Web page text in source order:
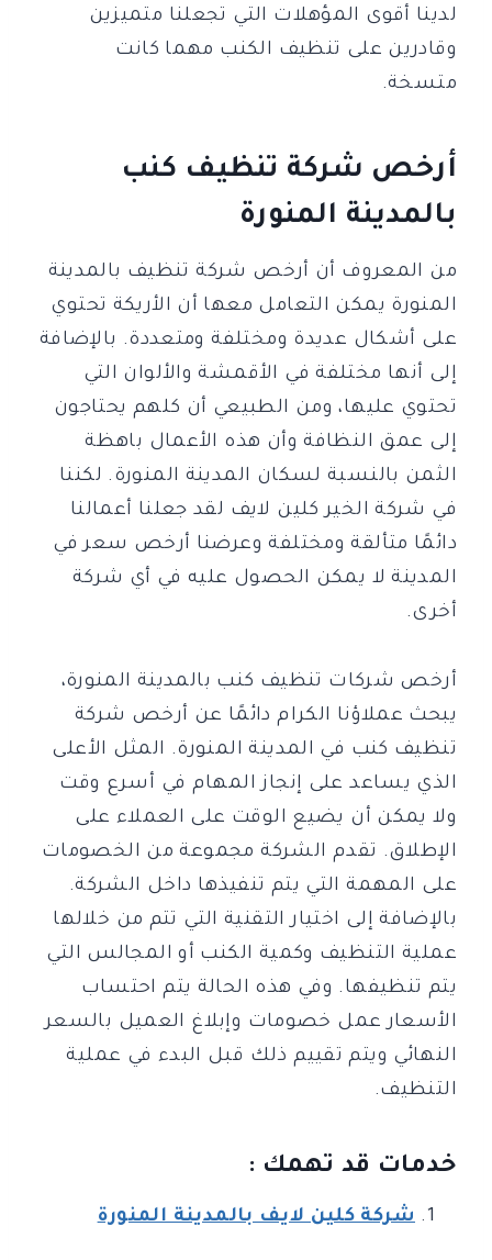
لدينا أقوى المؤهلات التي تجعلنا متميزين
وقادرين على تنظيف الكنب مهما كانت
متسخة.
أرخص شركة تنظيف كنب
بالمدينة المنورة
من المعروف أن أرخص شركة تنظيف بالمدينة
المنورة يمكن التعامل معها أن الأريكة تحتوي
على أشكال عديدة ومختلفة ومتعددة. بالإضافة
إلى أنها مختلفة في الأقمشة والألوان التي
تحتوي عليها، ومن الطبيعي أن كلهم ​​يحتاجون
إلى عمق النظافة وأن هذه الأعمال باهظة
الثمن بالنسبة لسكان المدينة المنورة. لكننا
في شركة الخير كلين لايف لقد جعلنا أعمالنا
دائمًا متألقة ومختلفة وعرضنا أرخص سعر في
المدينة لا يمكن الحصول عليه في أي شركة
أخرى.
أرخص شركات تنظيف كنب بالمدينة المنورة،
يبحث عملاؤنا الكرام دائمًا عن أرخص شركة
تنظيف كنب في المدينة المنورة. المثل الأعلى
الذي يساعد على إنجاز المهام في أسرع وقت
ولا يمكن أن يضيع الوقت على العملاء على
الإطلاق. تقدم الشركة مجموعة من الخصومات
على المهمة التي يتم تنفيذها داخل الشركة.
بالإضافة إلى اختيار التقنية التي تتم من خلالها
عملية التنظيف وكمية الكنب أو المجالس التي
يتم تنظيفها. وفي هذه الحالة يتم احتساب
الأسعار عمل خصومات وإبلاغ العميل بالسعر
النهائي ويتم تقييم ذلك قبل البدء في عملية
التنظيف.
خدمات قد تهمك :
شركة كلين لايف بالمدينة المنورة